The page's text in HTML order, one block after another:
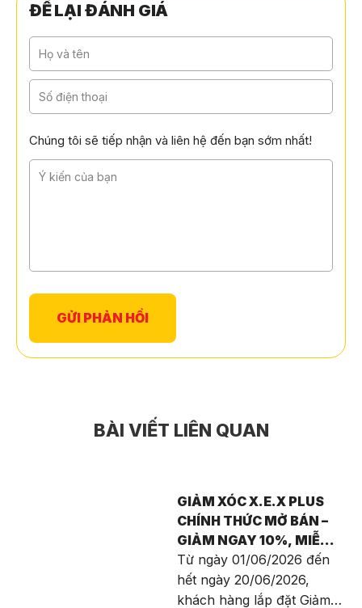
ĐỂ LẠI ĐÁNH GIÁ
Chúng tôi sẽ tiếp nhận và liên hệ đến bạn sớm nhất!
BÀI VIẾT LIÊN QUAN
GIẢM XÓC X.E.X PLUS
CHÍNH THỨC MỞ BÁN –
GIẢM NGAY 10%, MIỄN
PHÍ CÔNG LẮP ĐẶT VÀ
TRỞ THÀNH VIP
MEMBER X.E.X GROUP
Từ ngày 01/06/2026 đến
hết ngày 20/06/2026,
khách hàng lắp đặt Giảm